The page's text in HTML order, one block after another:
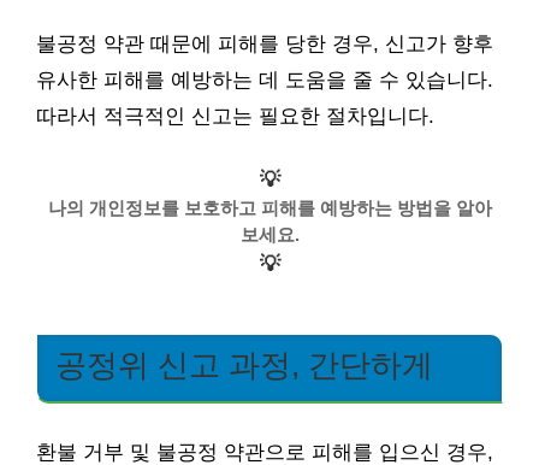
불공정 약관 때문에 피해를 당한 경우, 신고가 향후
유사한 피해를 예방하는 데 도움을 줄 수 있습니다.
따라서 적극적인 신고는 필요한 절차입니다.
💡
나의 개인정보를 보호하고 피해를 예방하는 방법을 알아
보세요.
💡
공정위 신고 과정, 간단하게
환불 거부 및 불공정 약관으로 피해를 입으신 경우,